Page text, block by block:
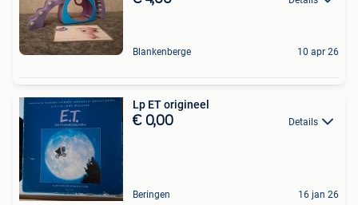
Blankenberge 10 apr 26
Lp ET origineel
€ 0,00 Details
Beringen 16 jan 26